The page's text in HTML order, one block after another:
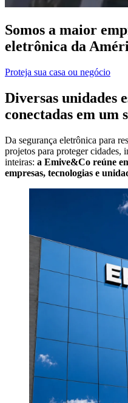
Somos a maior
eletrônica da
Proteja sua casa ou negócio
Diversas unidades
conectadas em um
Da segurança eletrônica para
projetos para proteger cidades,
inteiras: a Emive&Co reúne
empresas, tecnologias e